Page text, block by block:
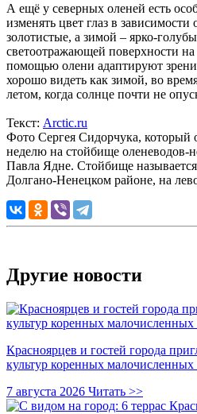
А ещё у северных оленей есть
изменять цвет глаз в зависимости
золотистые, а зимой – ярко-
светоотражающей поверхности на
помощью олени адаптируют
хорошо видеть как зимой, во
летом, когда солнце почти не
Текст: Arctic.ru
Фото Сергея Сидорчука, который
неделю на стойбище оленеводов-
Павла Ядне. Стойбище
Долгано-Ненецком районе, на
Другие новости
Красноярцев и гостей города
культур коренных малочисленных
7 августа 2026 Читать >>